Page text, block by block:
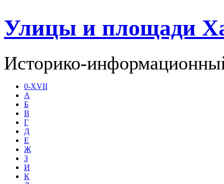
Улицы и площади
Историко-
0-XVII
А
Б
В
Г
Д
Е
Ж
З
И
К